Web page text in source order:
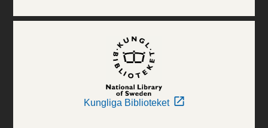
Kungliga Biblioteket